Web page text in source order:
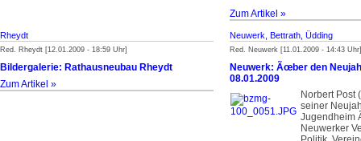
Zum Artikel »
Rheydt
Red. Rheydt [12.01.2009 - 18:59 Uhr]
Bildergalerie: Rathausneubau Rheydt
Zum Artikel »
Neuwerk, Bettrath, Üdding
Red. Neuwerk [11.01.2009 - 14:43 Uhr]
Neuwerk: Ãœber den
08.01.2009
Norbert Post
seiner
Jugendheim
Neuwerker